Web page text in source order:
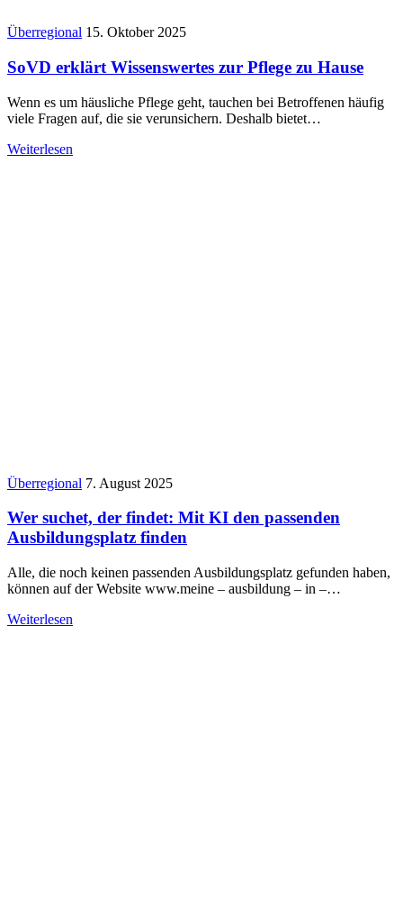
Überregional 15. Oktober 2025
SoVD erklärt Wissenswertes zur Pflege zu Hause
Wenn es um häusliche Pflege geht, tauchen bei Betroffenen häufig
viele Fragen auf, die sie verunsichern. Deshalb bietet…
Weiterlesen
Überregional 7. August 2025
Wer suchet, der findet: Mit KI den passenden
Ausbildungsplatz finden
Alle, die noch keinen passenden Ausbildungsplatz gefunden haben,
können auf der Website www.meine – ausbildung – in –…
Weiterlesen